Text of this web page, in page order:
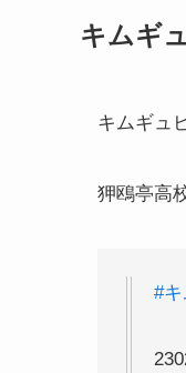
キムギ
キムギュ
狎鴎亭高
#